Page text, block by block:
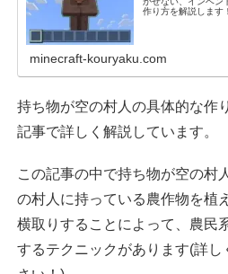
作り方を解説します
minecraft-kouryaku.com
持ち物が空の村人の具体的な作
記事で詳しく解説しています。
この記事の中で持ち物が空の村
の村人に持っている農作物を植
横取りすることによって、農民
するテクニックがあります(詳し